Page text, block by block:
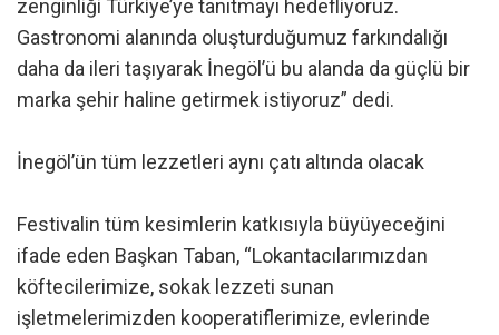
zenginliği Türkiye’ye tanıtmayı hedefliyoruz.
Gastronomi alanında oluşturduğumuz farkındalığı
daha da ileri taşıyarak İnegöl’ü bu alanda da güçlü bir
marka şehir haline getirmek istiyoruz” dedi.
İnegöl’ün tüm lezzetleri aynı çatı altında olacak
Festivalin tüm kesimlerin katkısıyla büyüyeceğini
ifade eden Başkan Taban, “Lokantacılarımızdan
köftecilerimize, sokak lezzeti sunan
işletmelerimizden kooperatiflerimize, evlerinde